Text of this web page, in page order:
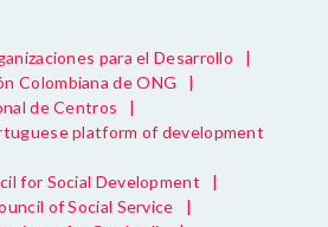
para el Desarrollo
|
Colombiana de ONG
|
de Centros
|
platform of development
for Social Development
|
of Social Service
|